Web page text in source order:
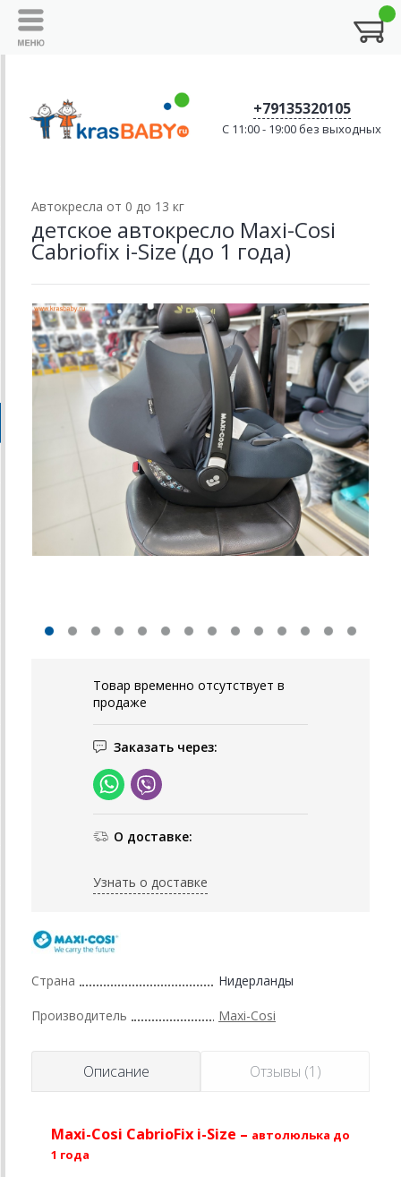
+79135320105
C 11:00 - 19:00 без выходных
Автокресла от 0 до 13 кг
детское автокресло Maxi-Cosi
Cabriofix i-Size (до 1 года)
Товар временно отсутствует в
продаже
Заказать через:
О доставке:
Узнать о доставке
Страна Нидерланды
Производитель Maxi-Cosi
Описание Отзывы (1)
Maxi-Cosi CabrioFix i-Size – автолюлька до
1 года